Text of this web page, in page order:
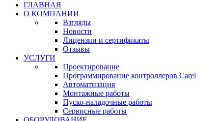
ГЛАВНАЯ
О КОМПАНИИ
Взгляды
Новости
Лицензии и сертификаты
Отзывы
УСЛУГИ
Проектирование
Программирование контроллеров Carel
Автоматизация
Монтажные работы
Пуско-наладочные работы
Сервисные работы